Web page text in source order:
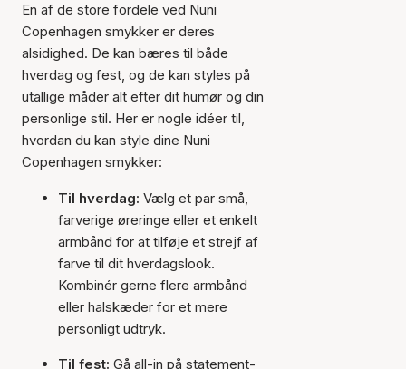
En af de store fordele ved Nuni
Copenhagen smykker er deres
alsidighed. De kan bæres til både
hverdag og fest, og de kan styles på
utallige måder alt efter dit humør og din
personlige stil. Her er nogle idéer til,
hvordan du kan style dine Nuni
Copenhagen smykker:
Til hverdag: Vælg et par små,
farverige øreringe eller et enkelt
armbånd for at tilføje et strejf af
farve til dit hverdagslook.
Kombinér gerne flere armbånd
eller halskæder for et mere
personligt udtryk.
Til fest: Gå all-in på statement-